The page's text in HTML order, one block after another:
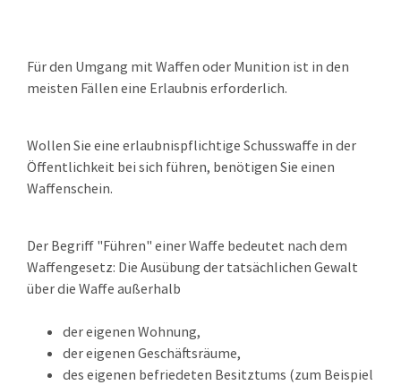
Für den Umgang mit Waffen oder Munition ist in den
meisten Fällen eine Erlaubnis erforderlich.
Wollen Sie eine erlaubnispflichtige Schusswaffe in der
Öffentlichkeit bei sich führen, benötigen Sie einen
Waffenschein.
Der Begriff "Führen" einer Waffe bedeutet nach dem
Waffengesetz: Die Ausübung der tatsächlichen Gewalt
über die Waffe außerhalb
der eigenen Wohnung,
der eigenen Geschäftsräume,
des eigenen befriedeten Besitztums (zum Beispiel